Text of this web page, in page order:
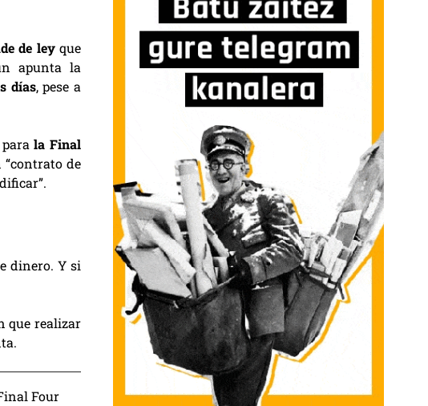
de leyque
apunta la
días, pese a
parala Final
“contrato de
dinero. Y si
que realizar
Four